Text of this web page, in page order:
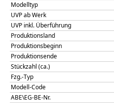
Modelltyp
UVP ab Werk
UVP inkl. Überführung
Produktionsland
Produktionsbeginn
Produktionsende
Stückzahl (ca.)
Fzg.-Typ
Modell-Code
ABE\EG-BE-Nr.